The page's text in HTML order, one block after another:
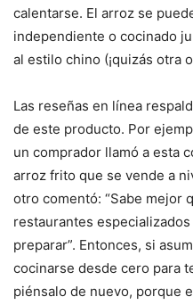
calentarse. El arroz se
independiente o cocinado
al estilo chino (¡quizás otra
Las reseñas en línea
de este producto. Por
un comprador llamó a esta
arroz frito que se vende a
otro comentó: “Sabe mejor
restaurantes
preparar”. Entonces, si
cocinarse desde cero para
piénsalo de nuevo, porque